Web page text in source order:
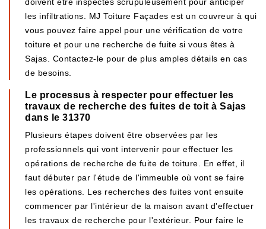
les infiltrations. MJ Toiture Façades est un couvreur à qui
vous pouvez faire appel pour une vérification de votre
toiture et pour une recherche de fuite si vous êtes à
Sajas. Contactez-le pour de plus amples détails en cas
de besoins.
Le processus à respecter pour effectuer les
travaux de recherche des fuites de toit à Sajas
dans le 31370
Plusieurs étapes doivent être observées par les
professionnels qui vont intervenir pour effectuer les
opérations de recherche de fuite de toiture. En effet, il
faut débuter par l'étude de l'immeuble où vont se faire
les opérations. Les recherches des fuites vont ensuite
commencer par l'intérieur de la maison avant d'effectuer
les travaux de recherche pour l'extérieur. Pour faire le